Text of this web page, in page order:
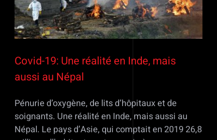
Covid-19: Une réalité en Inde, mais
aussi au Népal
Pénurie d’oxygène, de lits d’hôpitaux et de
soignants. Une réalité en Inde, mais aussi au
Népal. Le pays d’Asie, qui comptait en 2019 26,8